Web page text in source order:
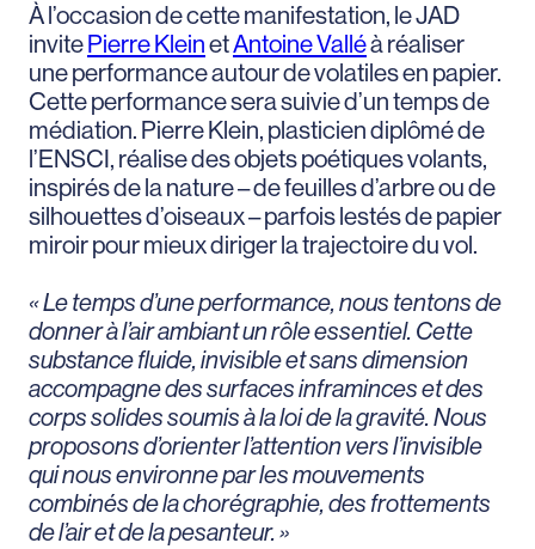
À l’occasion de cette manifestation, le JAD
invitePierre KleinetAntoine Valléà réaliser
une performance autour de volatiles en papier.
Cette performance sera suivie d’un temps de
médiation. Pierre Klein, plasticien diplômé de
l’ENSCI, réalise des objets poétiques volants,
inspirés de la nature – de feuilles d’arbre ou de
silhouettes d’oiseaux – parfois lestés de papier
miroir pour mieux diriger la trajectoire du vol.
« Le temps d’une performance, nous tentons de
donner à l’air ambiant un rôle essentiel. Cette
substance fluide, invisible et sans dimension
accompagne des surfaces inframinces et des
corps solides soumis à la loi de la gravité. Nous
proposons d’orienter l’attention vers l’invisible
qui nous environne par les mouvements
combinés de la chorégraphie, des frottements
de l’air et de la pesanteur. »